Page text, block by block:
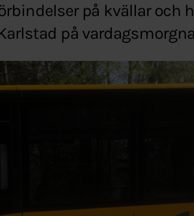
på kvällar och
på